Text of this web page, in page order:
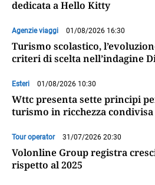
dedicata a Hello Kitty
Agenzie viaggi 01/08/2026 16:30
Turismo scolastico,
criteri di scelta nell’indagine
Esteri 01/08/2026 10:30
Wttc presenta sette principi
turismo in ricchezza condivisa
Tour operator 31/07/2026 20:30
Volonline Group registra
rispetto al 2025